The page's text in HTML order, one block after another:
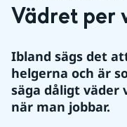
Vädret per
Ibland sägs det
helgerna och är
säga dåligt väder
när man jobbar.